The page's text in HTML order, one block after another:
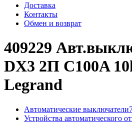
Доставка
Контакты
Обмен и возврат
409229
DX3 2П C100A
Legrand
Автоматические выключатели
Устройства автоматического